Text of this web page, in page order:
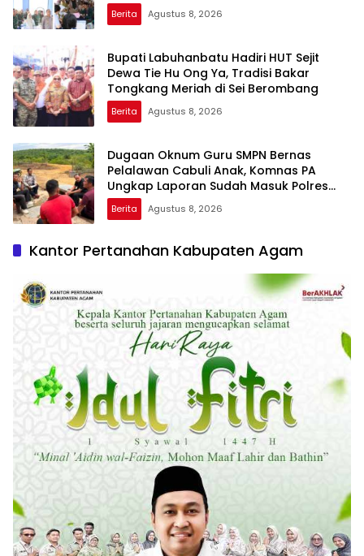
Berita Agustus 8, 2026
Bupati Labuhanbatu Hadiri HUT Sejit
Dewa Tie Hu Ong Ya, Tradisi Bakar
Tongkang Meriah di Sei Berombang
Berita Agustus 8, 2026
Dugaan Oknum Guru SMPN Bernas
Pelalawan Cabuli Anak, Komnas PA
Ungkap Laporan Sudah Masuk Polres
Sejak Juli
Berita Agustus 8, 2026
Kantor Pertanahan Kabupaten Agam